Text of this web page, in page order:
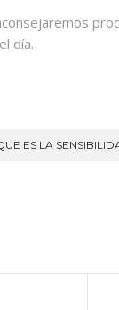
día.
ES LA